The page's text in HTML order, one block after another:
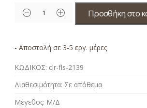
Προσθήκη στο
- Αποστολή σε 3-5 εργ. μέρες
ΚΩΔΙΚΟΣ: clr-fls-2139
Διαθεσιμότητα: Σε απόθεμα
Μέγεθος: Μ/Δ